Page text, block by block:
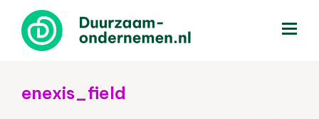
enexis_field